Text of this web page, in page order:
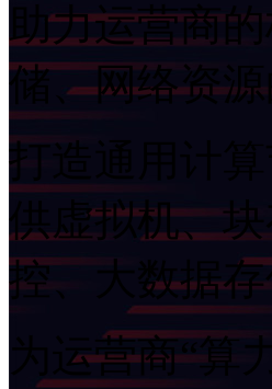
助力运营商的
储、网络资
打造通用计算
供虚拟机、
控、大数据
为运营商“算